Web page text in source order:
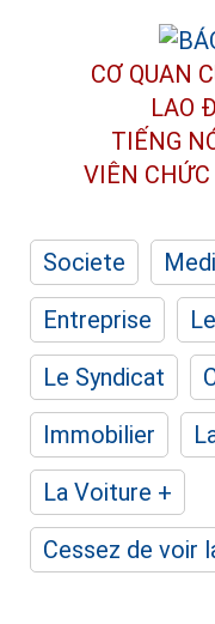
CƠ QUAN
LAO
TIẾNG
VIÊN
Societe
Entreprise
Le Syndicat
Immobilier
La Voiture +
Cessez de voir